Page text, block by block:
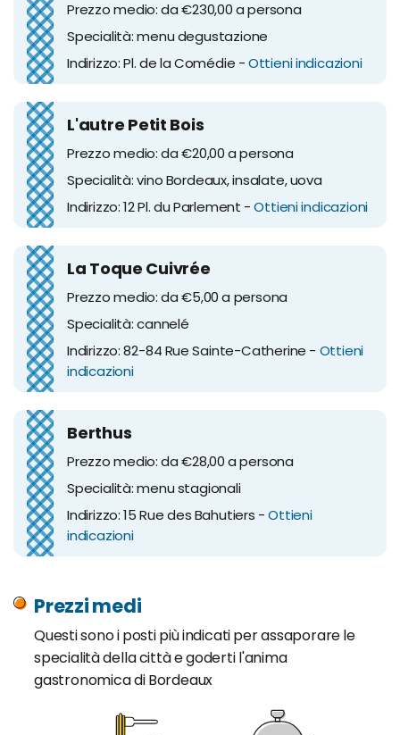
Prezzo medio: da €230,00 a persona
Specialità: menu degustazione
Indirizzo: Pl. de la Comédie -Ottieni indicazioni
L'autre Petit Bois
Prezzo medio: da €20,00 a persona
Specialità: vino Bordeaux, insalate, uova
Indirizzo: 12 Pl. du Parlement -Ottieni indicazioni
La Toque Cuivrée
Prezzo medio: da €5,00 a persona
Specialità: cannelé
Indirizzo: 82-84 Rue Sainte-Catherine - Ottieni
indicazioni
Berthus
Prezzo medio: da €28,00 a persona
Specialità: menu stagionali
Indirizzo: 15 Rue des Bahutiers -Ottieni
indicazioni
Prezzi medi
Questi sono i posti più indicati per assaporare le
specialità della città e goderti l'anima
gastronomica di Bordeaux